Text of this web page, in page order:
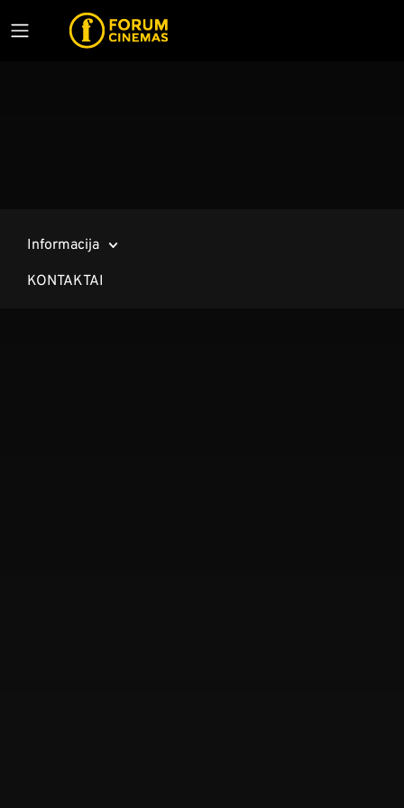
Informacija
KONTAKTAI